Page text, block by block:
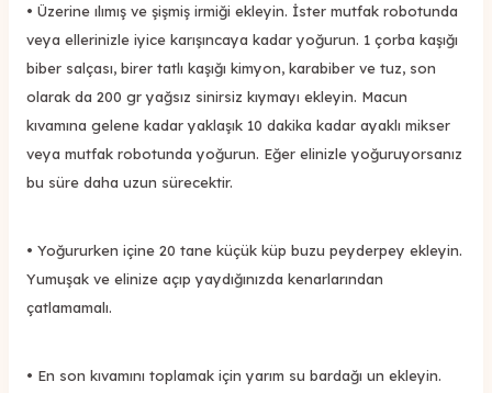
• Üzerine ılımış ve şişmiş irmiği ekleyin. İster mutfak robotunda
veya ellerinizle iyice karışıncaya kadar yoğurun. 1 çorba kaşığı
biber salçası, birer tatlı kaşığı kimyon, karabiber ve tuz, son
olarak da 200 gr yağsız sinirsiz kıymayı ekleyin. Macun
kıvamına gelene kadar yaklaşık 10 dakika kadar ayaklı mikser
veya mutfak robotunda yoğurun. Eğer elinizle yoğuruyorsanız
bu süre daha uzun sürecektir.
• Yoğururken içine 20 tane küçük küp buzu peyderpey ekleyin.
Yumuşak ve elinize açıp yaydığınızda kenarlarından
çatlamamalı.
• En son kıvamını toplamak için yarım su bardağı un ekleyin.